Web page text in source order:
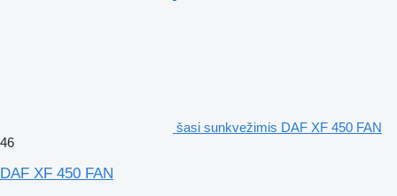
šasi sunkvežimis DAF XF 450 FAN
46
DAF XF 450 FAN